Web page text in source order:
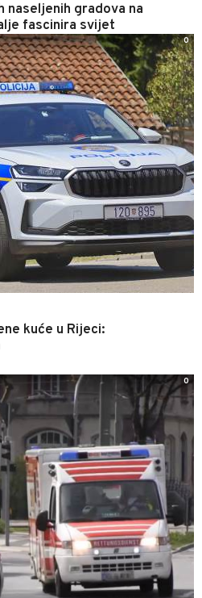
naseljenih gradova na
fascinira svijet
kuće u Rijeci:
0
0